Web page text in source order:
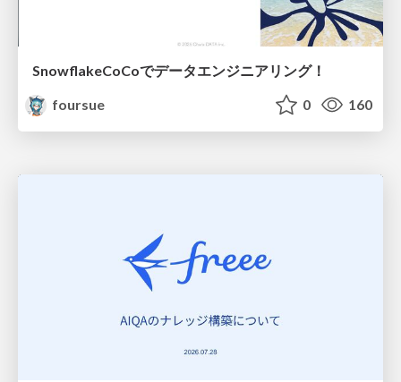
SnowflakeCoCoでデータエンジニアリング！
foursue
0 160